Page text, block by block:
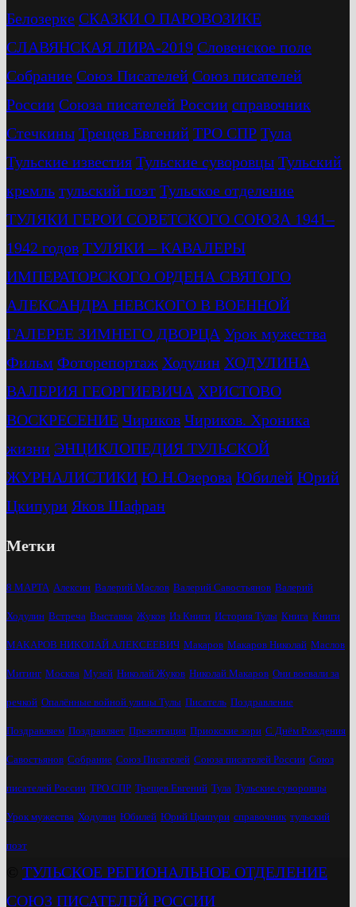
Белозерке СКАЗКИ О ПАРОВОЗИКЕ
СЛАВЯНСКАЯ ЛИРА-2019 Словенское поле
Собрание Союз Писателей Союз писателей
России Союза писателей России справочник
Стечкины Трещев Евгений ТРО СПР Тула
Тульские известия Тульские суворовцы Тульский
кремль тульский поэт Тульское отделение
ТУЛЯКИ ГЕРОИ СОВЕТСКОГО СОЮЗА 1941–
1942 годов ТУЛЯКИ – КАВАЛЕРЫ
ИМПЕРАТОРСКОГО ОРДЕНА СВЯТОГО
АЛЕКСАНДРА НЕВСКОГО В ВОЕННОЙ
ГАЛЕРЕЕ ЗИМНЕГО ДВОРЦА Урок мужества
Фильм Фоторепортаж Ходулин ХОДУЛИНА
ВАЛЕРИЯ ГЕОРГИЕВИЧА ХРИСТОВО
ВОСКРЕСЕНИЕ Чириков Чириков. Хроника
жизни ЭНЦИКЛОПЕДИЯ ТУЛЬСКОЙ
ЖУРНАЛИСТИКИ Ю.Н.Озерова Юбилей Юрий
Цкипури Яков Шафран
Метки
8 МАРТА Алексин Валерий Маслов Валерий Савостьянов Валерий
Ходулин Встреча Выставка Жуков Из Книги История Тулы Книга Книги
МАКАРОВ НИКОЛАЙ АЛЕКСЕЕВИЧ Макаров Макаров Николай Маслов
Митинг Москва Музей Николай Жуков Николай Макаров Они воевали за
речкой Опалённые войной улицы Тулы Писатель Поздравление
Поздравляем Поздравляет Презентация Приокские зори С Днём Рождения
Савостьянов Собрание Союз Писателей Союза писателей России Союз
писателей России ТРО СПР Трещев Евгений Тула Тульские суворовцы
Урок мужества Ходулин Юбилей Юрий Цкипури справочник тульский
поэт
ТУЛЬСКОЕ РЕГИОНАЛЬНОЕ ОТДЕЛЕНИЕ
СОЮЗ ПИСАТЕЛЕЙ РОССИИ